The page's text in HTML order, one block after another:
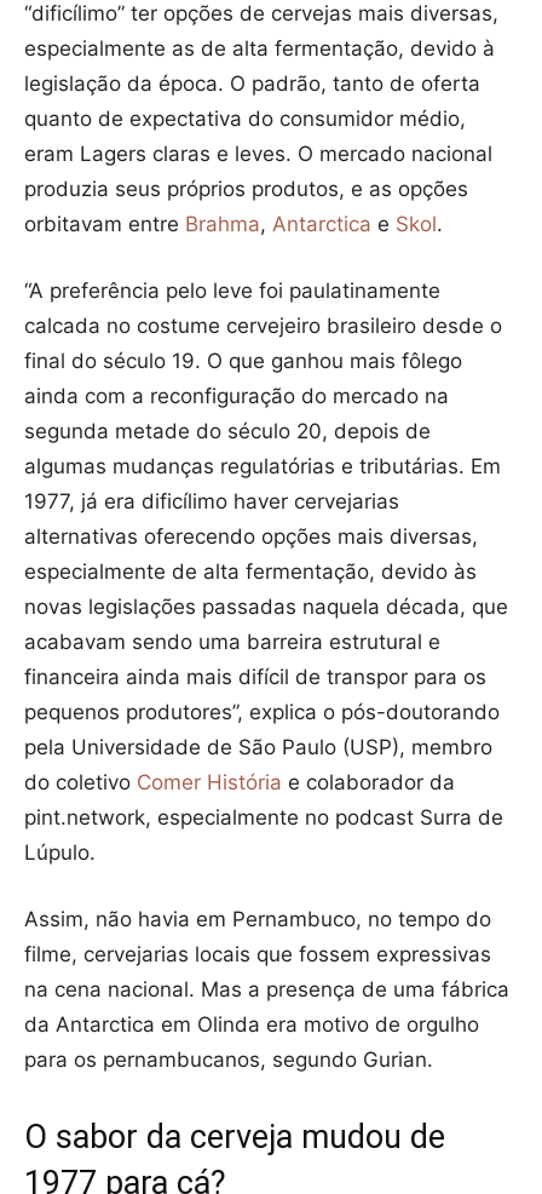
“dificílimo” ter opções de cervejas mais diversas,
especialmente as de alta fermentação, devido à
legislação da época. O padrão, tanto de oferta
quanto de expectativa do consumidor médio,
eram Lagers claras e leves. O mercado nacional
produzia seus próprios produtos, e as opções
orbitavam entre Brahma, Antarctica e Skol.
“A preferência pelo leve foi paulatinamente
calcada no costume cervejeiro brasileiro desde o
final do século 19. O que ganhou mais fôlego
ainda com a reconfiguração do mercado na
segunda metade do século 20, depois de
algumas mudanças regulatórias e tributárias. Em
1977, já era dificílimo haver cervejarias
alternativas oferecendo opções mais diversas,
especialmente de alta fermentação, devido às
novas legislações passadas naquela década, que
acabavam sendo uma barreira estrutural e
financeira ainda mais difícil de transpor para os
pequenos produtores”, explica o pós-doutorando
pela Universidade de São Paulo (USP), membro
do coletivo Comer História e colaborador da
pint.network, especialmente no podcast Surra de
Lúpulo.
Assim, não havia em Pernambuco, no tempo do
filme, cervejarias locais que fossem expressivas
na cena nacional. Mas a presença de uma fábrica
da Antarctica em Olinda era motivo de orgulho
para os pernambucanos, segundo Gurian.
O sabor da cerveja mudou de
1977 para cá?